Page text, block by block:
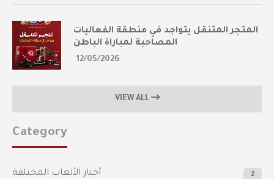
المتجر المتنقل يتواجد في منطقة الفعاليات
المصاحبة لمباراة الباطن
12/05/2026
VIEW ALL
Category
أخبار الألعاب المختلفة 2